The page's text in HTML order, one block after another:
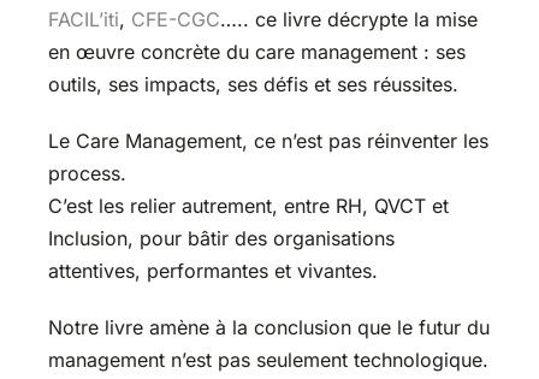
FACIL’iti, CFE-CGC….. ce livre décrypte la mise
en œuvre concrète du care management : ses
outils, ses impacts, ses défis et ses réussites.
Le Care Management, ce n’est pas réinventer les
process.
C’est les relier autrement, entre RH, QVCT et
Inclusion, pour bâtir des organisations
attentives, performantes et vivantes.
Notre livre amène à la conclusion que le futur du
management n’est pas seulement technologique.